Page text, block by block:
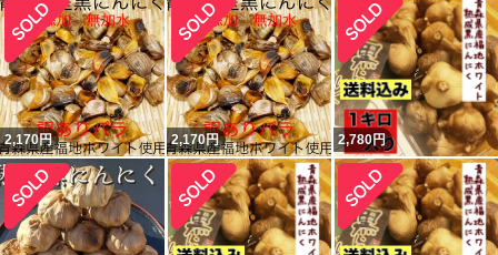
2,170円 2,170円 2,780円